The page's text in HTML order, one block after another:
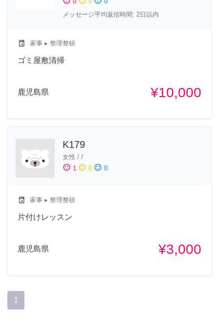
メッセージ平均返信時間: 2日以内
local_laundry_service 家事 ▸ 整理整頓
ゴミ屋敷清掃
鹿児島県 ¥10,000
K179
女性 / /
sentiment_satisfied 1 sentiment_neutral 0 sentiment_dissatisfied 0
local_laundry_service 家事 ▸ 整理整頓
片付けレッスン
鹿児島県 ¥3,000
1